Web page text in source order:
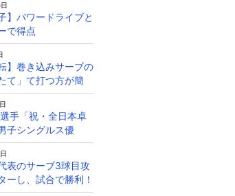
】パワードライブと
で得点
】巻き込みサーブの
て」て打つ方が簡
ニックス
手「祝・全日本卓
子シングルス優
デスリーガーからの
！
表のサーブ3球目攻
ーし、試合で勝利！